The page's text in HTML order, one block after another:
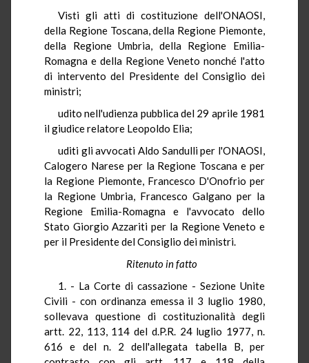
Visti gli atti di costituzione dell'ONAOSI,
della Regione Toscana, della Regione Piemonte,
della Regione Umbria, della Regione Emilia-
Romagna e della Regione Veneto nonché l'atto
di intervento del Presidente del Consiglio dei
ministri;
udito nell'udienza pubblica del 29 aprile 1981
il giudice relatore Leopoldo Elia;
uditi gli avvocati Aldo Sandulli per l'ONAOSI,
Calogero Narese per la Regione Toscana e per
la Regione Piemonte, Francesco D'Onofrio per
la Regione Umbria, Francesco Galgano per la
Regione Emilia-Romagna e l'avvocato dello
Stato Giorgio Azzariti per la Regione Veneto e
per il Presidente del Consiglio dei ministri.
Ritenuto in fatto
1. - La Corte di cassazione - Sezione Unite
Civili - con ordinanza emessa il 3 luglio 1980,
sollevava questione di costituzionalità degli
artt. 22, 113, 114 del d.P.R. 24 luglio 1977, n.
616 e del n. 2 dell'allegata tabella B, per